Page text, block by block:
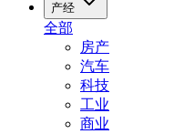
产经
全部
房产
汽车
科技
工业
商业